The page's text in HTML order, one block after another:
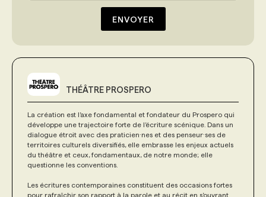
ENVOYER
THÉÂTRE PROSPERO
La création est l’axe fondamental et fondateur du Prospero qui
développe une trajectoire forte de l’écriture scénique. Dans un
dialogue étroit avec des praticien·nes et des penseur·ses de
territoires culturels diversifiés, elle embrasse les enjeux actuels
du théâtre et ceux, fondamentaux, de notre monde; elle
questionne les conventions.
Les écritures contemporaines constituent des occasions fortes
pour rafraîchir son rapport à la parole et au récit en s’ouvrant